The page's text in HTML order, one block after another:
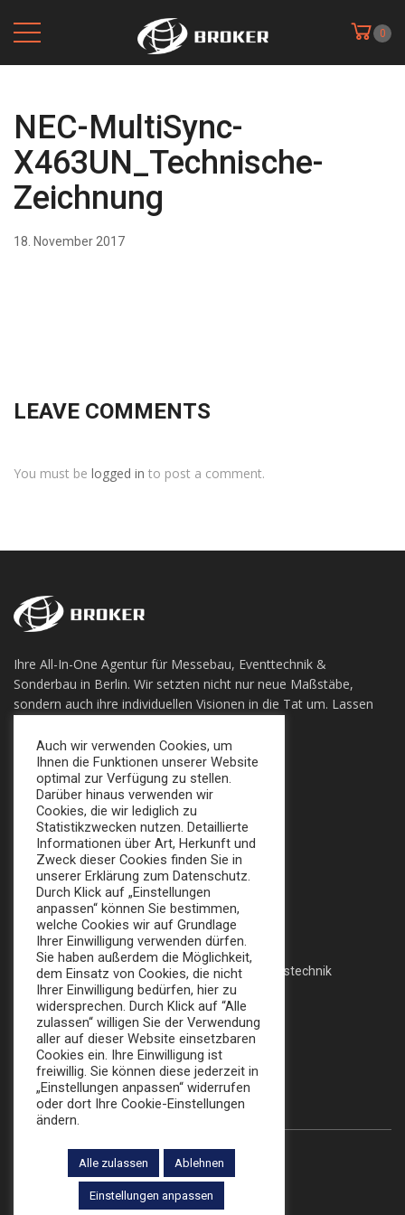
0
NEC-MultiSync-
X463UN_Technische-
Zeichnung
18. November 2017
LEAVE COMMENTS
You must be logged in to post a comment.
Ihre All-In-One Agentur für Messebau, Eventtechnik &
Sonderbau in Berlin. Wir setzten nicht nur neue Maßstäbe,
sondern auch ihre individuellen Visionen in die Tat um. Lassen
+49 (0) 30 924 0 95 97
Apollofalterallee 98, 12683 Berlin
info@broker-gmbh.de
INFORMATIONEN
Impressum
Datenschutz
AGB
MENÜ
Home
Messe
Veranstaltungstechnik
Katalog
FOLLOW US:
© 2022 Die Broker Werbe GmbH
Auch wir verwenden Cookies, um
Ihnen die Funktionen unserer Website
optimal zur Verfügung zu stellen.
Darüber hinaus verwenden wir
Cookies, die wir lediglich zu
Statistikzwecken nutzen. Detaillierte
Informationen über Art, Herkunft und
Zweck dieser Cookies finden Sie in
unserer Erklärung zum Datenschutz.
Durch Klick auf „Einstellungen
anpassen“ können Sie bestimmen,
welche Cookies wir auf Grundlage
Ihrer Einwilligung verwenden dürfen.
Sie haben außerdem die Möglichkeit,
dem Einsatz von Cookies, die nicht
Ihrer Einwilligung bedürfen, hier zu
widersprechen. Durch Klick auf “Alle
zulassen“ willigen Sie der Verwendung
aller auf dieser Website einsetzbaren
Cookies ein. Ihre Einwilligung ist
freiwillig. Sie können diese jederzeit in
„Einstellungen anpassen“ widerrufen
oder dort Ihre Cookie-Einstellungen
ändern.
Alle zulassen Ablehnen
Einstellungen anpassen